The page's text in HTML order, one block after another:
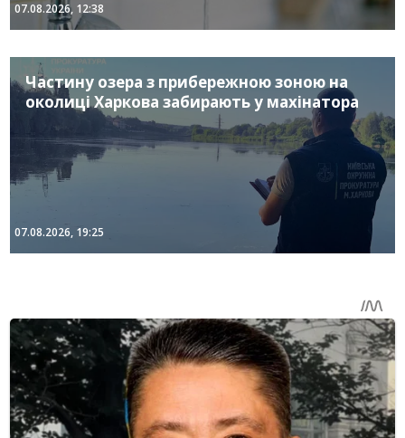
07.08.2026, 12:38
Частину озера з прибережною зоною на
околиці Харкова забирають у махінатора
07.08.2026, 19:25